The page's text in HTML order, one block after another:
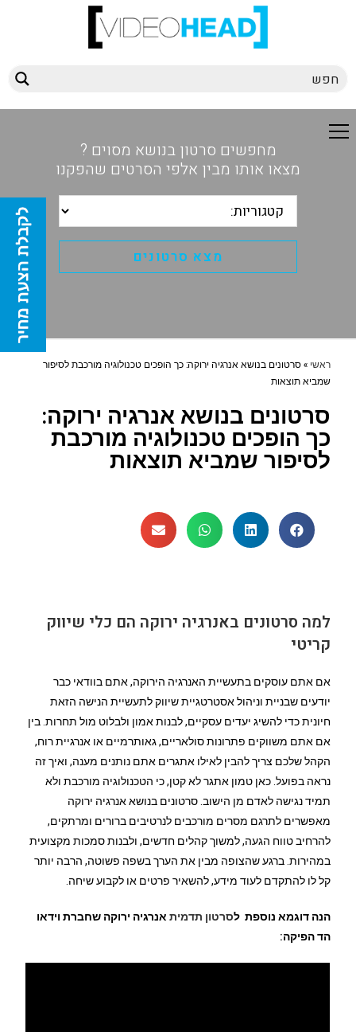
מחפשים סרטון בנושא מסוים ?
מצאו אותו מבין אלפי הסרטים שהפקנו
ראשי »סרטונים בנושא אנרגיה ירוקה: כך הופכים טכנולוגיה מורכבת לסיפור
שמביא תוצאות
סרטונים בנושא אנרגיה ירוקה:
כך הופכים טכנולוגיה מורכבת
לסיפור שמביא תוצאות
למה סרטונים באנרגיה ירוקה הם כלי שיווק
קריטי
אם אתם עוסקים בתעשיית האנרגיה הירוקה, אתם בוודאי כבר
יודעים שבניית וניהול אסטרטגיית שיווק לתעשיית הנישה הזאת
חיונית כדי להשיג יעדים עסקיים, לבנות אמון ולבלוט מול תחרות. בין
אם אתם משווקים פתרונות סולאריים, גאותרמיים או אנרגיית רוח,
הקהל שלכם צריך להבין לאילו אתגרים אתם נותנים מענה, ואיך זה
נראה בפועל. כאן טמון אתגר לא קטן, כי הטכנולוגיה מורכבת ולא
תמיד נגישה לאדם מן הישוב. סרטונים בנושא אנרגיה ירוקה
מאפשרים לתרגם מסרים מורכבים לנרטיבים ברורים ומרתקים,
להרחיב טווח הגעה, למשוך קהלים חדשים, ולבנות סמכות מקצועית
במהירות. ברגע שהצופה מבין את הערך בשפה פשוטה, הרבה יותר
קל לו להתקדם לעוד מידע, להשאיר פרטים או לקבוע שיחה.
הנה דוגמא נוספת לסרטון תדמית אנרגיה ירוקה שחברת וידאו
הד הפיקה: